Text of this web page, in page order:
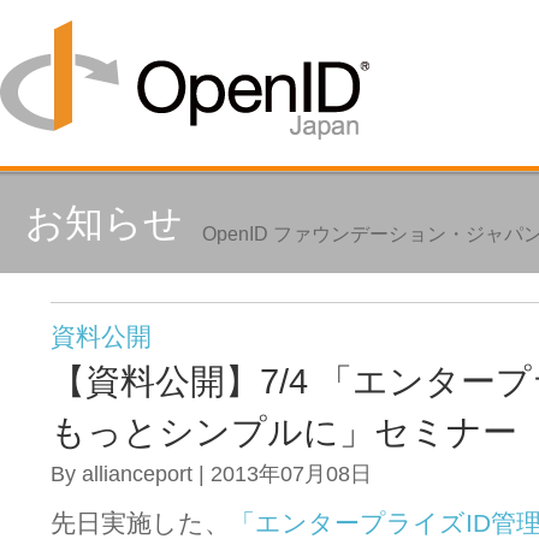
お知らせ OpenID ファウンデーション・ジャパ
資料公開
【資料公開】7/4 「エンター
もっとシンプルに」セミナー
By allianceport | 2013年07月08日
先日実施した、
「エンタープライズID管